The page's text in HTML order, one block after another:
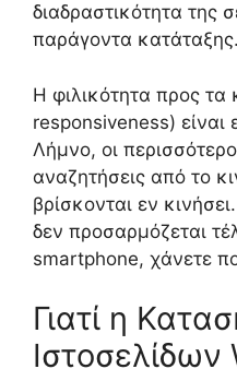
διαδραστικότητα της
παράγοντα κατάταξης.
Η φιλικότητα προς τα
responsiveness) είναι
Λήμνο, οι
αναζητήσεις από το
βρίσκονται εν
δεν προσαρμόζεται
smartphone, χάνετε
Γιατί η